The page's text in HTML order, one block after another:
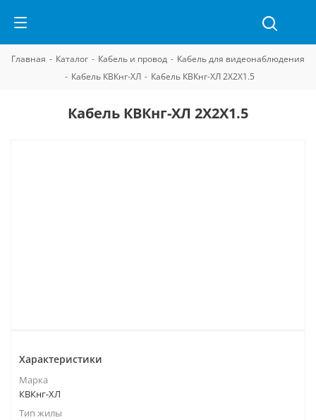
Главная - Каталог - Кабель и провод - Кабель для видеонаблюдения
- Кабель КВКнг-ХЛ - Кабель КВКнг-ХЛ 2Х2Х1.5
Кабель КВКнг-ХЛ 2Х2Х1.5
Характеристики
Марка
КВКнг-ХЛ
Тип жилы